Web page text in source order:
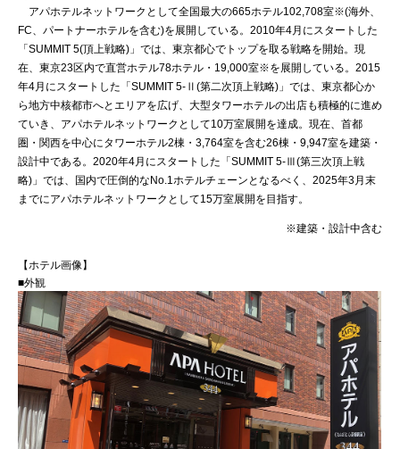
アパホテルネットワークとして全国最大の665ホテル102,708室※(海外、
FC、パートナーホテルを含む)を展開している。2010年4月にスタートした
「SUMMIT 5(頂上戦略)」では、東京都心でトップを取る戦略を開始。現
在、東京23区内で直営ホテル78ホテル・19,000室※を展開している。2015
年4月にスタートした「SUMMIT 5-Ⅱ(第二次頂上戦略)」では、東京都心か
ら地方中核都市へとエリアを広げ、大型タワーホテルの出店も積極的に進め
ていき、アパホテルネットワークとして10万室展開を達成。現在、首都
圏・関西を中心にタワーホテル2棟・3,764室を含む26棟・9,947室を建築・
設計中である。2020年4月にスタートした「SUMMIT 5-Ⅲ(第三次頂上戦
略)」では、国内で圧倒的なNo.1ホテルチェーンとなるべく、2025年3月末
までにアパホテルネットワークとして15万室展開を目指す。
※建築・設計中含む
【ホテル画像】
■外観